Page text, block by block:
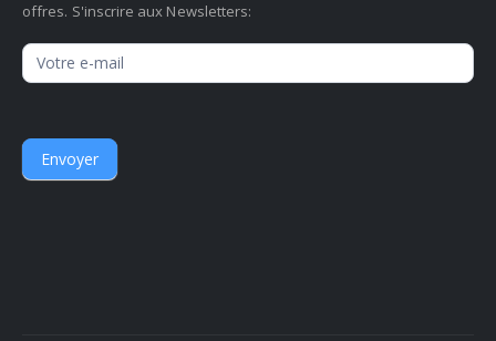
offres. S'inscrire aux Newsletters:
Newsletter
Envoyer